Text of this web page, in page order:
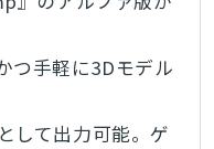
つ手軽に3Dモデル
して出力可能。ゲ